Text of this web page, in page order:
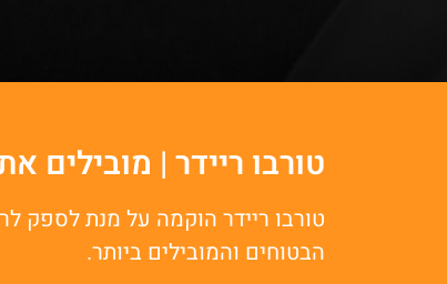
טורבו ריידר |
טורבו ריידר הוקמה על מנת לספק
הבטוחים והמובילים ביותר.